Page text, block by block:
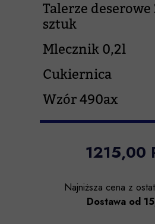
Talerze
sztuk
Mlecznik 0,2l
Cukiernica
Wzór 490ax
1215,00
Najniższa cena z
Dostawa od